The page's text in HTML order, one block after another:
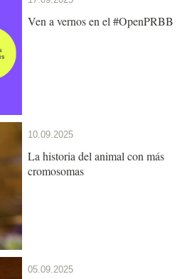
Ven a vernos en el #OpenPRBB
10.09.2025
La historia del animal con más
cromosomas
05.09.2025